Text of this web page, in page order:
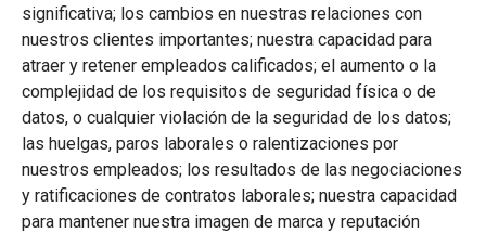
significativa; los cambios en nuestras relaciones con
nuestros clientes importantes; nuestra capacidad para
atraer y retener empleados calificados; el aumento o la
complejidad de los requisitos de seguridad física o de
datos, o cualquier violación de la seguridad de los datos;
las huelgas, paros laborales o ralentizaciones por
nuestros empleados; los resultados de las negociaciones
y ratificaciones de contratos laborales; nuestra capacidad
para mantener nuestra imagen de marca y reputación